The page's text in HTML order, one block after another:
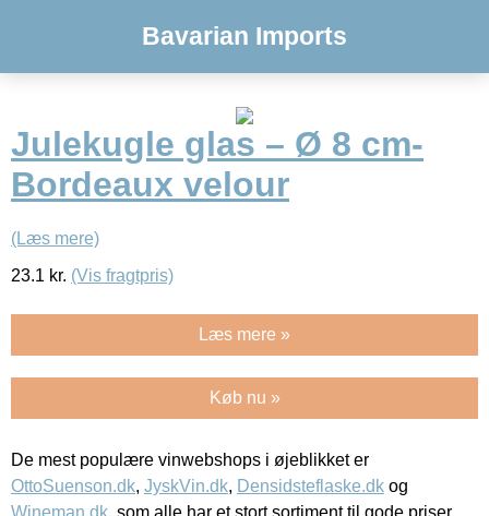
Bavarian Imports
Julekugle glas – Ø 8 cm-
Bordeaux velour
(Læs mere)
23.1 kr. (Vis fragtpris)
Læs mere »
Køb nu »
De mest populære vinwebshops i øjeblikket er
OttoSuenson.dk, JyskVin.dk, Densidsteflaske.dk og
Wineman.dk, som alle har et stort sortiment til gode priser.